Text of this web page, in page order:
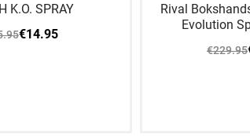
K.O. SPRAY
€14.95
Rival
Evolution
€229.95